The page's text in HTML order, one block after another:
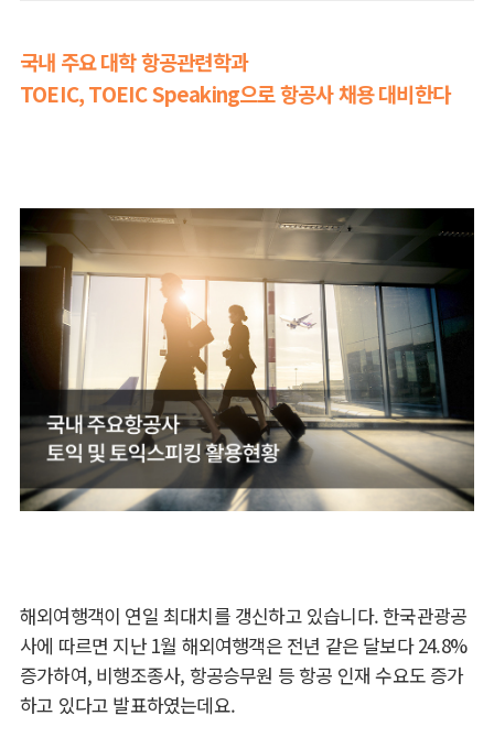
국내 주요 대학 항공관련학과
TOEIC, TOEIC Speaking으로 항공사 채용 대비한다
해외여행객이 연일 최대치를 갱신하고 있습니다. 한국관광공
사에 따르면 지난 1월 해외여행객은 전년 같은 달보다 24.8%
증가하여, 비행조종사, 항공승무원 등 항공 인재 수요도 증가
하고 있다고 발표하였는데요.